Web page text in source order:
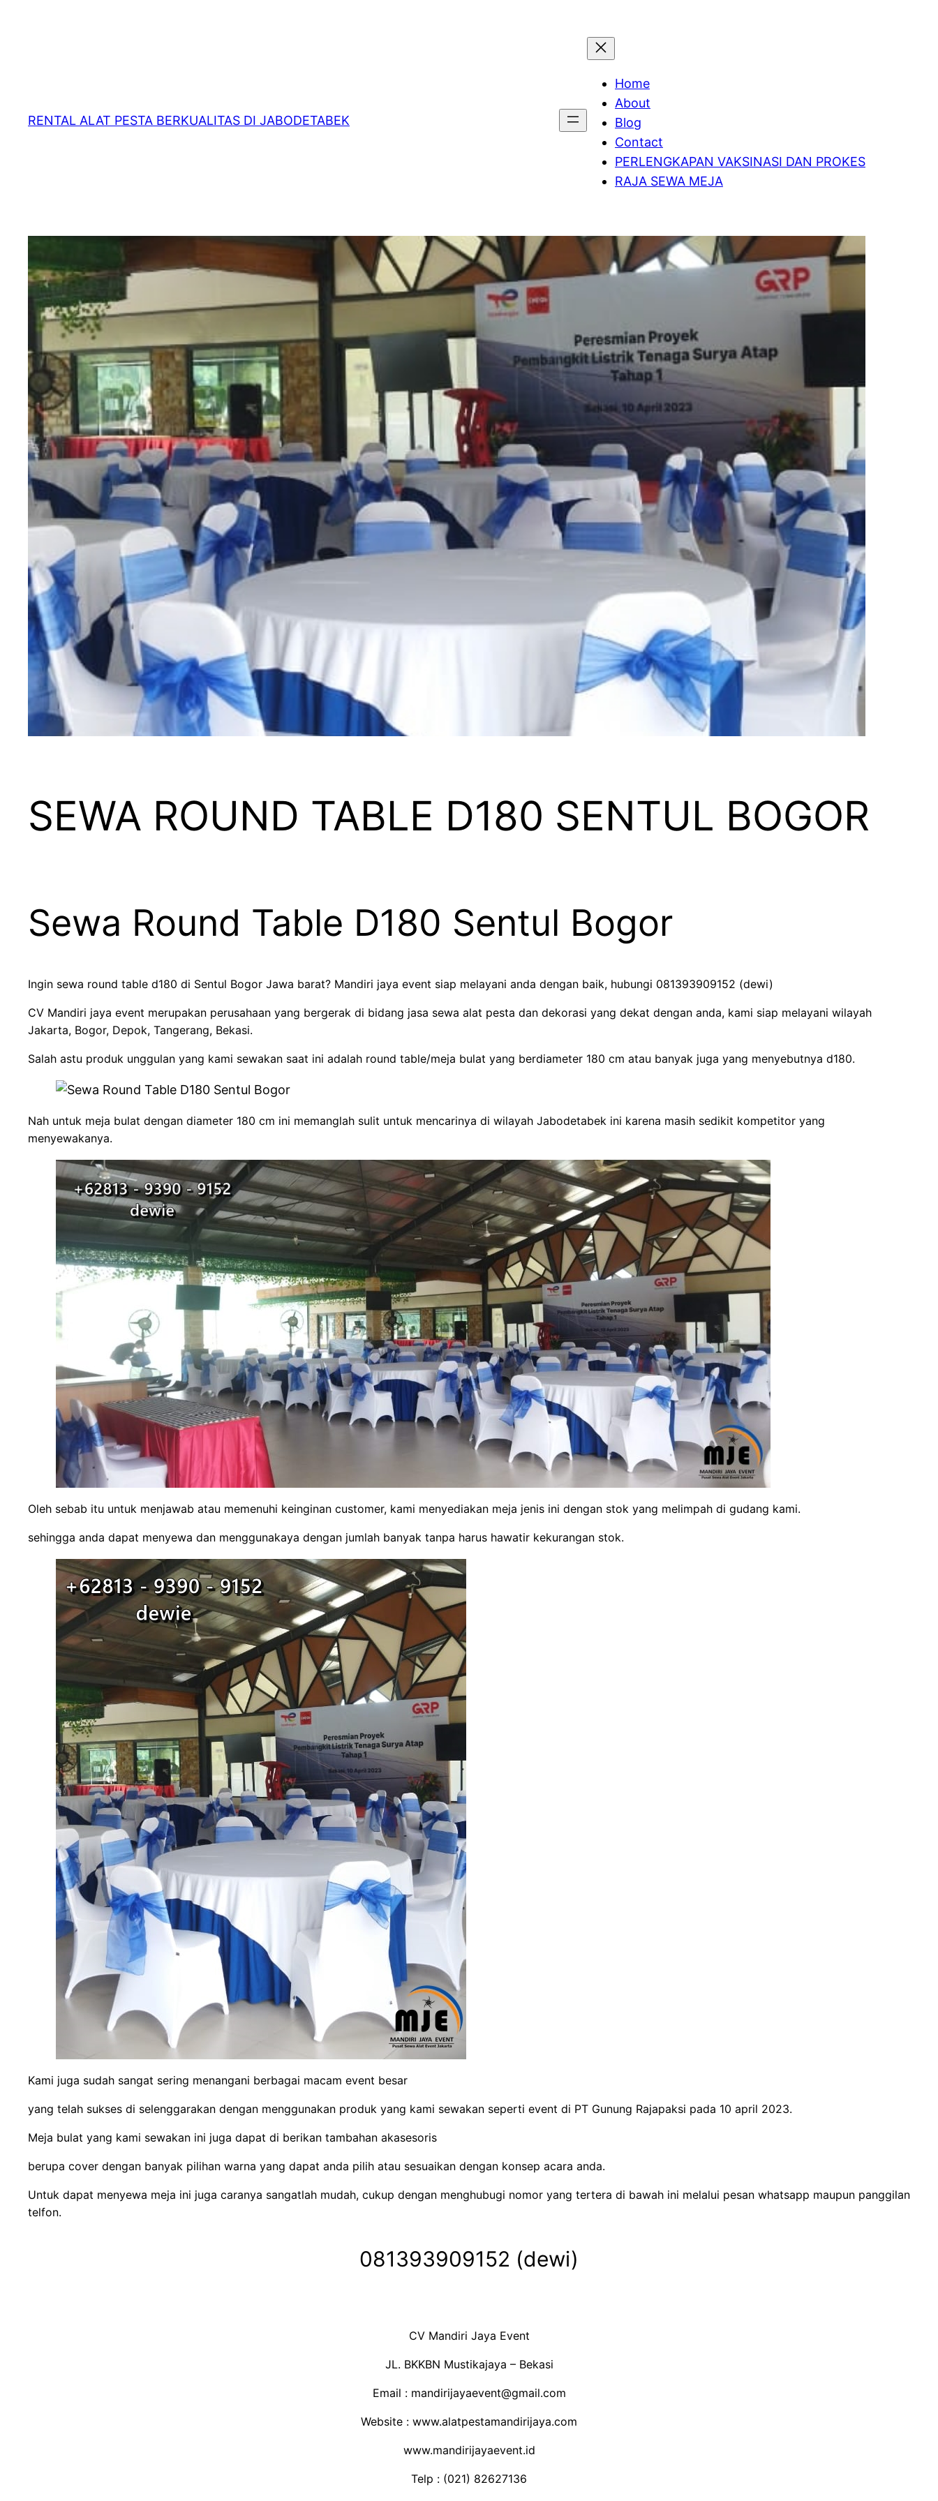
RENTAL ALAT PESTA BERKUALITAS DI JABODETABEK
Home
About
Blog
Contact
PERLENGKAPAN VAKSINASI DAN PROKES
RAJA SEWA MEJA
SEWA ROUND TABLE D180 SENTUL BOGOR
Sewa Round Table D180 Sentul Bogor
Ingin sewa round table d180 di Sentul Bogor Jawa barat? Mandiri jaya event siap melayani anda dengan baik, hubungi 081393909152 (dewi)
CV Mandiri jaya event merupakan perusahaan yang bergerak di bidang jasa sewa alat pesta dan dekorasi yang dekat dengan anda, kami siap melayani wilayah
Jakarta, Bogor, Depok, Tangerang, Bekasi.
Salah astu produk unggulan yang kami sewakan saat ini adalah round table/meja bulat yang berdiameter 180 cm atau banyak juga yang menyebutnya d180.
Nah untuk meja bulat dengan diameter 180 cm ini memanglah sulit untuk mencarinya di wilayah Jabodetabek ini karena masih sedikit kompetitor yang
menyewakanya.
Oleh sebab itu untuk menjawab atau memenuhi keinginan customer, kami menyediakan meja jenis ini dengan stok yang melimpah di gudang kami.
sehingga anda dapat menyewa dan menggunakaya dengan jumlah banyak tanpa harus hawatir kekurangan stok.
Kami juga sudah sangat sering menangani berbagai macam event besar
yang telah sukses di selenggarakan dengan menggunakan produk yang kami sewakan seperti event di PT Gunung Rajapaksi pada 10 april 2023.
Meja bulat yang kami sewakan ini juga dapat di berikan tambahan akasesoris
berupa cover dengan banyak pilihan warna yang dapat anda pilih atau sesuaikan dengan konsep acara anda.
Untuk dapat menyewa meja ini juga caranya sangatlah mudah, cukup dengan menghubugi nomor yang tertera di bawah ini melalui pesan whatsapp maupun panggilan
telfon.
081393909152 (dewi)
CV Mandiri Jaya Event
JL. BKKBN Mustikajaya – Bekasi
Email : mandirijayaevent@gmail.com
Website : www.alatpestamandirijaya.com
www.mandirijayaevent.id
Telp : (021) 82627136